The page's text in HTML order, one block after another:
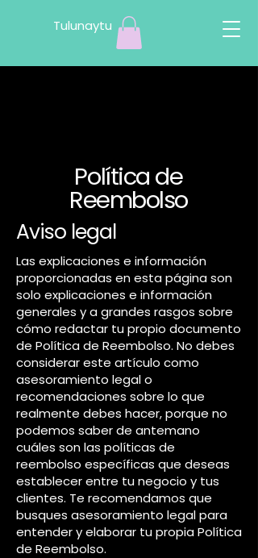
Tulunaytu
Política de
Reembolso
Aviso legal
Las explicaciones e información
proporcionadas en esta página son
solo explicaciones e información
generales y a grandes rasgos sobre
cómo redactar tu propio documento
de Política de Reembolso. No debes
considerar este artículo como
asesoramiento legal o
recomendaciones sobre lo que
realmente debes hacer, porque no
podemos saber de antemano
cuáles son las políticas de
reembolso específicas que deseas
establecer entre tu negocio y tus
clientes. Te recomendamos que
busques asesoramiento legal para
entender y elaborar tu propia Política
de Reembolso.